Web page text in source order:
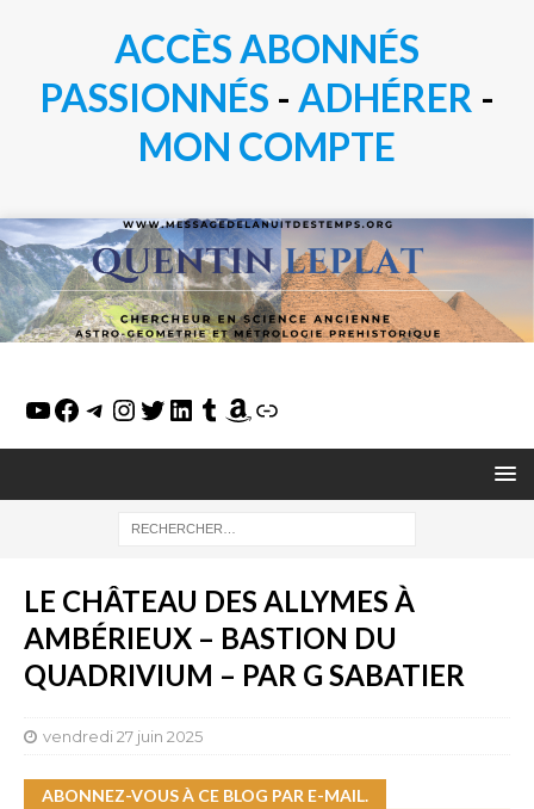
ACCÈS ABONNÉS
PASSIONNÉS - ADHÉRER -
MON COMPTE
LE CHÂTEAU DES ALLYMES À
AMBÉRIEUX – BASTION DU
QUADRIVIUM – PAR G SABATIER
vendredi 27 juin 2025
ABONNEZ-VOUS À CE BLOG PAR E-MAIL.